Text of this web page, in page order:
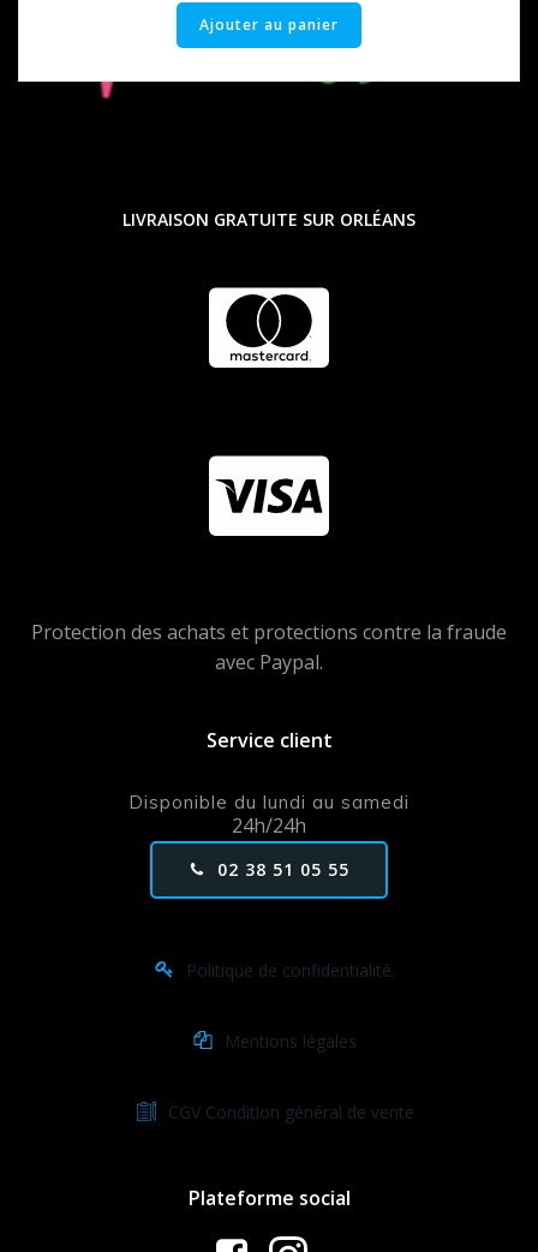
Ajouter au panier
LIVRAISON GRATUITE SUR ORLÉANS
Protection des achats et protections contre la fraude
avec Paypal.
Service client
Disponible du lundi au samedi
24h/24h
02 38 51 05 55
Politique de confidentialité.
Mentions légales
CGV Condition général de vente
Plateforme social